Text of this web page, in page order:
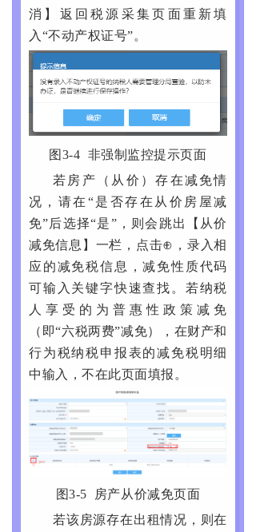
消】返回税源采集页面重新填
入“不动产权证号”。
图3-4 非强制监控提示页面
若房产（从价）存在减免情
况，请在“是否存在从价房屋减
免”后选择“是”，则会跳出【从价
减免信息】一栏，点击⊕，录入相
应的减免税信息，减免性质代码
可输入关键字快速查找。若纳税
人享受的为普惠性政策减免
（即“六税两费”减免），在财产和
行为税纳税申报表的减免税明细
中输入，不在此页面填报。
图3-5 房产从价减免页面
若该房源存在出租情况，则在